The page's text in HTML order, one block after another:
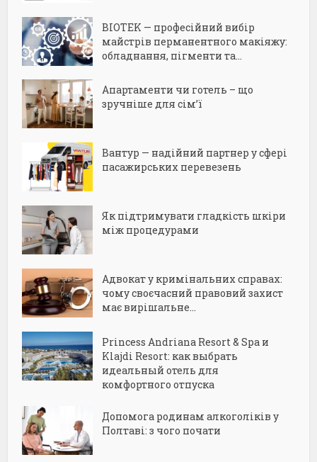
BIOTEK — професійний вибір
майстрів перманентного макіяжу:
обладнання, пігменти та...
Апартаменти чи готель – що
зручніше для сім’ї
Вантур — надійний партнер у сфері
пасажирських перевезень
Як підтримувати гладкість шкіри
між процедурами
Адвокат у кримінальних справах:
чому своєчасний правовий захист
має вирішальне...
Princess Andriana Resort & Spa и
Klajdi Resort: как выбрать
идеальный отель для
комфортного отпуска
Допомога родинам алкоголіків у
Полтаві: з чого почати